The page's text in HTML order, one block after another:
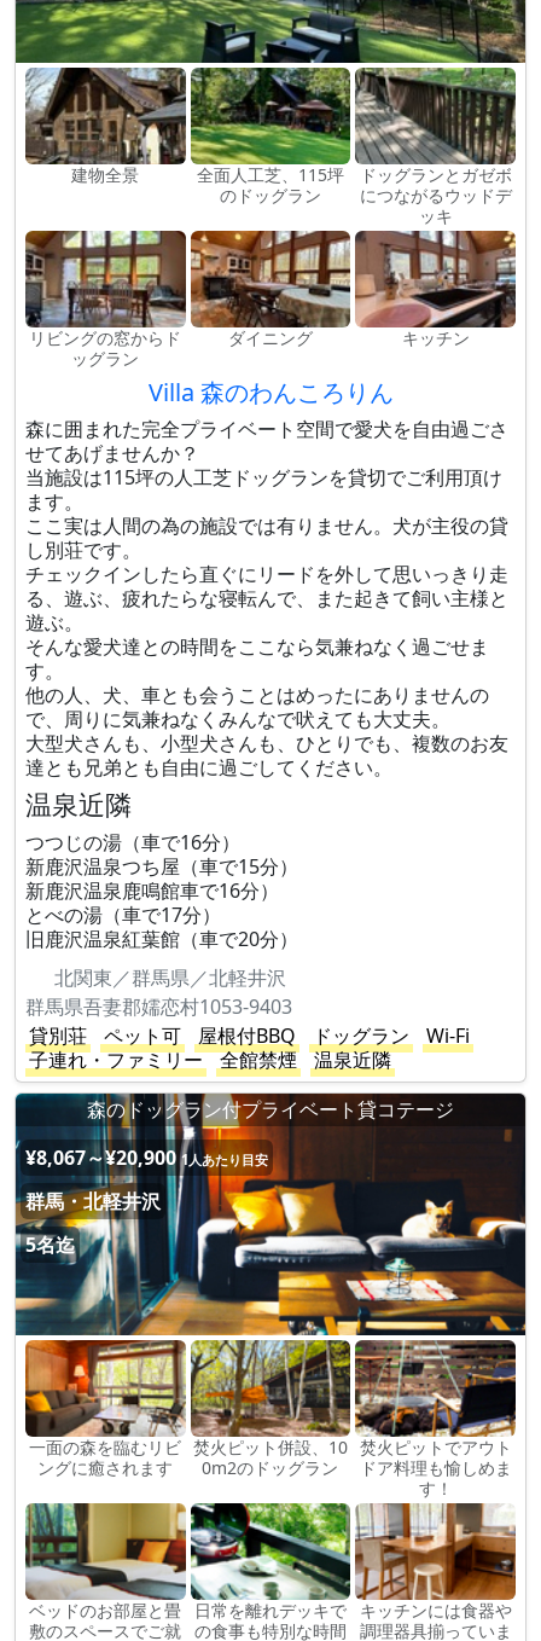
建物全景
全面人工芝、115坪
のドッグラン
ドッグランとガゼボ
につながるウッドデ
ッキ
リビングの窓からド
ッグラン
ダイニング キッチン
Villa 森のわんころりん
森に囲まれた完全プライベート空間で愛犬を自由過ごさ
せてあげませんか？
当施設は115坪の人工芝ドッグランを貸切でご利用頂け
ます。
ここ実は人間の為の施設では有りません。犬が主役の貸
し別荘です。
チェックインしたら直ぐにリードを外して思いっきり走
る、遊ぶ、疲れたらな寝転んで、また起きて飼い主様と
遊ぶ。
そんな愛犬達との時間をここなら気兼ねなく過ごせま
す。
他の人、犬、車とも会うことはめったにありませんの
で、周りに気兼ねなくみんなで吠えても大丈夫。
大型犬さんも、小型犬さんも、ひとりでも、複数のお友
達とも兄弟とも自由に過ごしてください。
温泉近隣
つつじの湯（車で16分）
新鹿沢温泉つち屋（車で15分）
新鹿沢温泉鹿鳴館車で16分）
とべの湯（車で17分）
旧鹿沢温泉紅葉館（車で20分）
北関東／群馬県／北軽井沢
群馬県吾妻郡嬬恋村1053-9403
貸別荘
ペット可 屋根付BBQ ドッグラン
Wi-Fi
子連れ・ファミリー
全館禁煙
温泉近隣
森のドッグラン付プライベート貸コテージ
¥8,067～¥20,900 1人あたり目安
群馬・北軽井沢
5名迄
一面の森を臨むリビ
ングに癒されます
焚火ピット併設、10
0m2のドッグラン
焚火ピットでアウト
ドア料理も愉しめま
す！
ベッドのお部屋と畳
敷のスペースでご就
日常を離れデッキで
の食事も特別な時間
キッチンには食器や
調理器具揃っていま